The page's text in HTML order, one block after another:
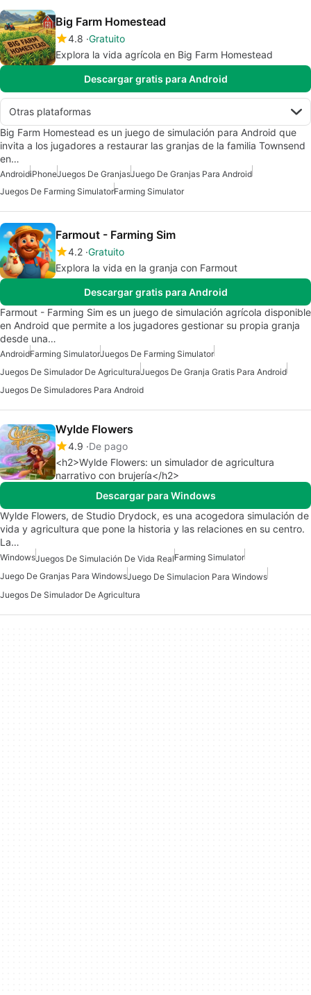
Big Farm Homestead
4.8 Gratuito
Explora la vida agrícola en Big Farm Homestead
Descargar gratis para Android
Otras plataformas
Big Farm Homestead es un juego de simulación para Android que
invita a los jugadores a restaurar las granjas de la familia Townsend
en…
AndroidiPhoneJuegos De GranjasJuego De Granjas Para Android
Juegos De Farming SimulatorFarming Simulator
Farmout - Farming Sim
4.2 Gratuito
Explora la vida en la granja con Farmout
Descargar gratis para Android
Farmout - Farming Sim es un juego de simulación agrícola disponible
en Android que permite a los jugadores gestionar su propia granja
desde una…
AndroidFarming SimulatorJuegos De Farming Simulator
Juegos De Simulador De AgriculturaJuegos De Granja Gratis Para Android
Juegos De Simuladores Para Android
Wylde Flowers
4.9 De pago
<h2>Wylde Flowers: un simulador de agricultura
narrativo con brujería</h2>
Descargar para Windows
Wylde Flowers, de Studio Drydock, es una acogedora simulación de
vida y agricultura que pone la historia y las relaciones en su centro.
La…
WindowsJuegos De Simulación De Vida RealFarming Simulator
Juego De Granjas Para WindowsJuego De Simulacion Para Windows
Juegos De Simulador De Agricultura